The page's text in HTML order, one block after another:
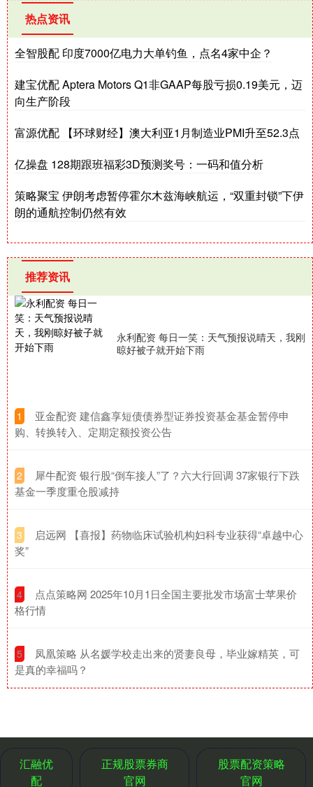
热点资讯
全智股配 印度7000亿电力大单钓鱼，点名4家中企？
建宝优配 Aptera Motors Q1非GAAP每股亏损0.19美元，迈
向生产阶段
富源优配 【环球财经】澳大利亚1月制造业PMI升至52.3点
亿操盘 128期跟班福彩3D预测奖号：一码和值分析
策略聚宝 伊朗考虑暂停霍尔木兹海峡航运，“双重封锁”下伊
朗的通航控制仍然有效
推荐资讯
永利配资 每日一笑：天气预报说晴天，我刚
晾好被子就开始下雨
1
​亚金配资 建信鑫享短债债券型证券投资基金基金暂停申
购、转换转入、定期定额投资公告
2
​犀牛配资 银行股“倒车接人”了？六大行回调 37家银行下跌
基金一季度重仓股减持
3
​启远网 【喜报】药物临床试验机构妇科专业获得“卓越中心
奖”
4
​点点策略网 2025年10月1日全国主要批发市场富士苹果价
格行情
5
​凤凰策略 从名媛学校走出来的贤妻良母，毕业嫁精英，可
是真的幸福吗？
汇融优
配
正规股票券商
官网
股票配资策略
官网